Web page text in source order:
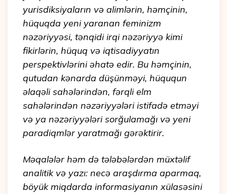
yurisdiksiyaların və alimlərin, həmçinin,
hüquqda yeni yaranan feminizm
nəzəriyyəsi, tənqidi irqi nəzəriyyə kimi
fikirlərin, hüquq və iqtisadiyyatın
perspektivlərini əhatə edir. Bu həmçinin,
qutudan kənarda düşünməyi, hüququn
əlaqəli sahələrindən, fərqli elm
sahələrindən nəzəriyyələri istifadə etməyi
və ya nəzəriyyələri sorğulamağı və yeni
paradiqmlər yaratmağı gərəktirir.
Məqalələr həm də tələbələrdən müxtəlif
analitik və yazı: necə araşdırma aparmaq,
böyük miqdarda informasiyanın xülasəsini